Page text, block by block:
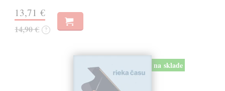
13,71 €
14,90 € ?
na sklade